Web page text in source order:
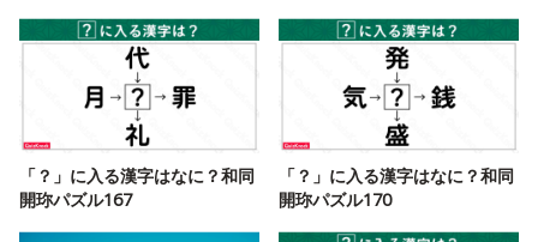
「？」に入る漢字はなに？和同
開珎パズル167
「？」に入る漢字はなに？和同
開珎パズル170